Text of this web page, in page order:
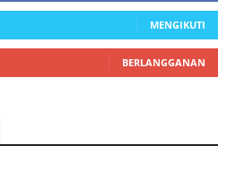
MENGIKUTI
BERLANGGANAN